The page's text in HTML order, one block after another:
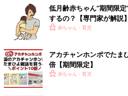
低月齢赤ちゃん“期間限
するの？【専門家が解説】
赤ちゃん・育児
アカチャンホンポでたま
倍【期間限定】
赤ちゃん・育児